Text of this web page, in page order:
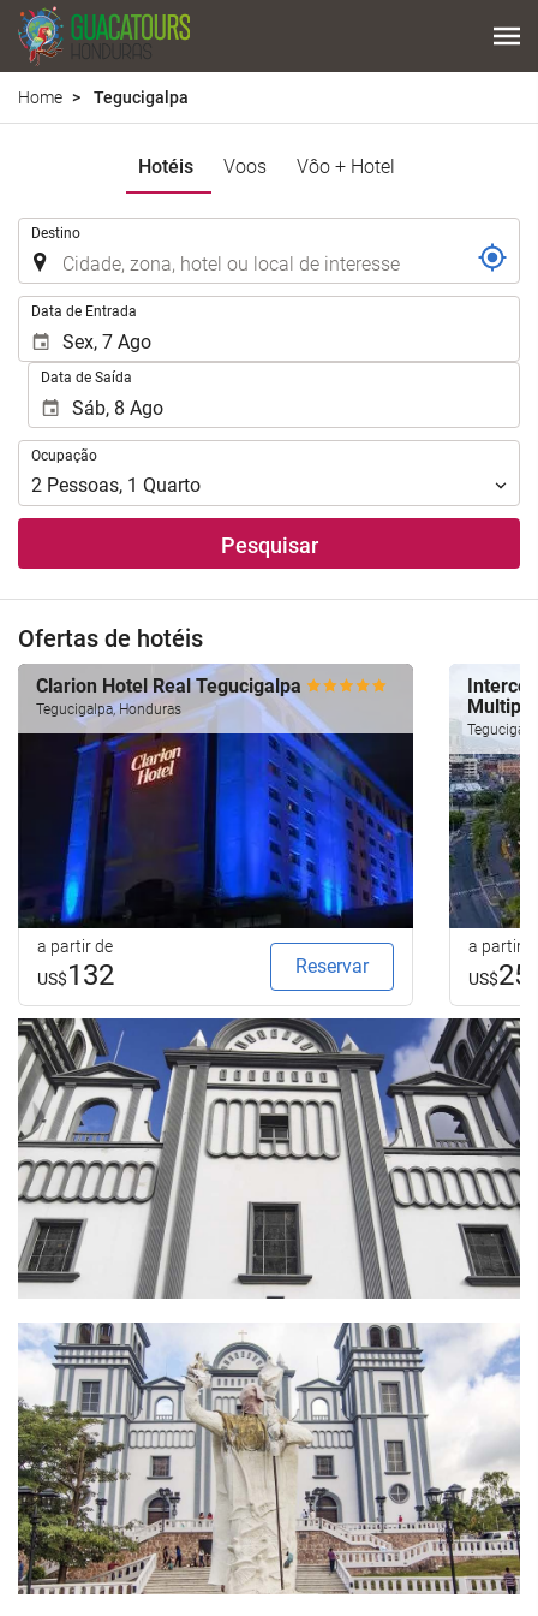
Home Tegucigalpa
Hotéis Voos Vôo + Hotel
Destino
Data de Entrada
Data de Saída
Ocupação
Ocupação
2 Pessoas, 1 Quarto
Pesquisar
Ofertas de hotéis
Clarion Hotel Real Tegucigalpa
Tegucigalpa, Honduras
a partir de
US$132 Reservar
a partir
US$